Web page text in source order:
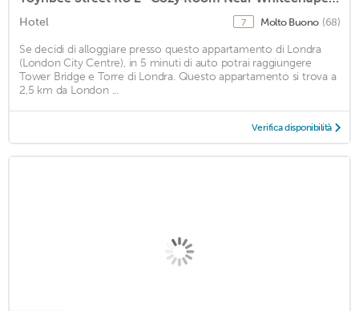
Hotel 7 Molto Buono (68)
Se decidi di alloggiare presso questo appartamento di Londra
(London City Centre), in 5 minuti di auto potrai raggiungere
Tower Bridge e Torre di Londra. Questo appartamento si trova a
2,5 km da London ...
Verifica disponibilità